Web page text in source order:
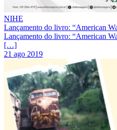
NIHE
Lançamento do livro: “American
Lançamento do livro: “American
[…]
21 ago 2019